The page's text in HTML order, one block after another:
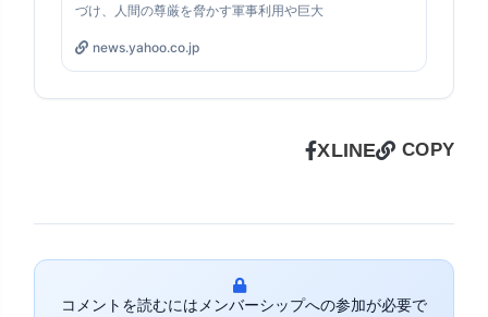
づけ、人間の尊厳を脅かす軍事利用や巨大
news.yahoo.co.jp
XLINE COPY
コメントを読むにはメンバーシップへの参加が必要で